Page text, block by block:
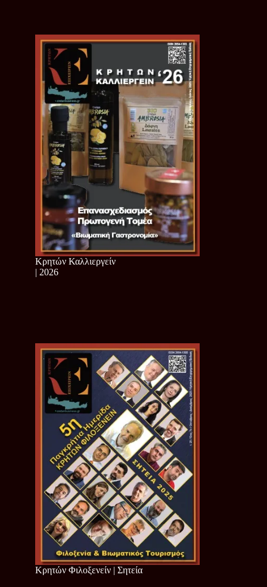
Κρητών Καλλιεργείν
| 2026
Κρητών Φιλοξενείν | Σητεία